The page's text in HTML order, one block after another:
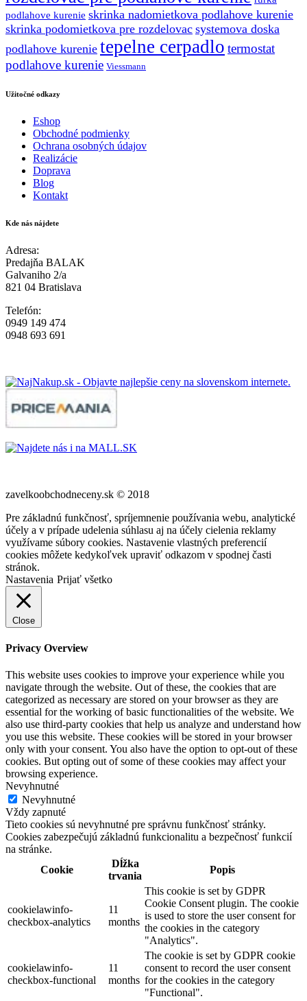
podlahove kurenie skrinka nadomietkova podlahove kurenie
skrinka podomietkova pre rozdelovac systemova doska
podlahove kurenie tepelne cerpadlo termostat
podlahove kurenie Viessmann
Užitočné odkazy
Eshop
Obchodné podmienky
Ochrana osobných údajov
Realizácie
Doprava
Blog
Kontakt
Kde nás nájdete
Adresa:
Predajňa BALAK
Galvaniho 2/a
821 04 Bratislava
Telefón:
0949 149 474
0948 693 691
zavelkoobchodneceny.sk © 2018
Pre základnú funkčnosť, spríjemnenie používania webu, analytické
účely a v prípade udelenia súhlasu aj na účely cielenia reklamy
využívame súbory cookies. Nastavenie vlastných preferencií
cookies môžete kedykoľvek upraviť odkazom v spodnej časti
stránok.
Nastavenia Prijať všetko
Close
Privacy Overview
This website uses cookies to improve your experience while you
navigate through the website. Out of these, the cookies that are
categorized as necessary are stored on your browser as they are
essential for the working of basic functionalities of the website. We
also use third-party cookies that help us analyze and understand how
you use this website. These cookies will be stored in your browser
only with your consent. You also have the option to opt-out of these
cookies. But opting out of some of these cookies may affect your
browsing experience.
Nevyhnutné
Nevyhnutné
Vždy zapnuté
Tieto cookies sú nevyhnutné pre správnu funkčnosť stránky.
Cookies zabezpečujú základnú funkcionalitu a bezpečnosť funkcií
na stránke.
Cookie
Dĺžka
trvania
Popis
cookielawinfo-
checkbox-analytics
11
months
This cookie is set by GDPR
Cookie Consent plugin. The cookie
is used to store the user consent for
the cookies in the category
"Analytics".
cookielawinfo-
checkbox-functional
11
months
The cookie is set by GDPR cookie
consent to record the user consent
for the cookies in the category
"Functional".